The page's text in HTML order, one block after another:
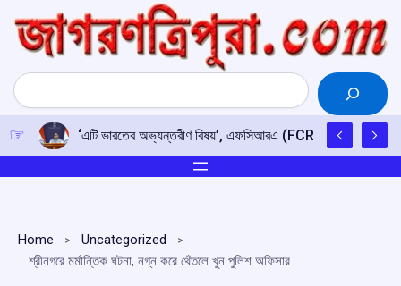
content
Search
‘এটি ভারতের অভ্যন্তরীণ বিষয়’, এফসিআরএ (FCRA) সংশোধনী বিল
Home
Uncategorized
শ্রীনগরে মর্মান্তিক ঘটনা, নগ্ন করে থেঁতলে খুন পুলিশ অফিসার